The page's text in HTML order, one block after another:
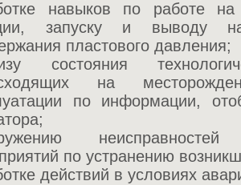
навыков по работе на
запуску и выводу
пластового давления;
состояния
на
по информации,
по устранению
действий в условиях